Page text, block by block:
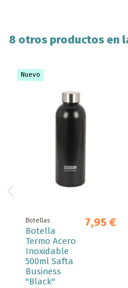
8 otros productos en
Nuevo
Botellas
Botella
Termo Acero
Inoxidable
500ml Safta
Business
"Black"
7,95 €